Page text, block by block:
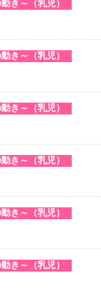
き～（乳児）
き～（乳児）
き～（乳児）
き～（乳児）
き～（乳児）
き～（乳児）